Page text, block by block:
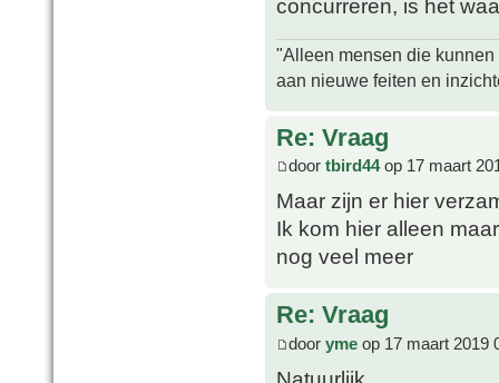
concurreren, is het
"Alleen mensen die
aan nieuwe feiten en
Re: Vraag
door tbird44op 17 maart
Maar zijn er hier
Ik kom hier alleen
nog veel meer
Re: Vraag
door yme op 17 maart 2019